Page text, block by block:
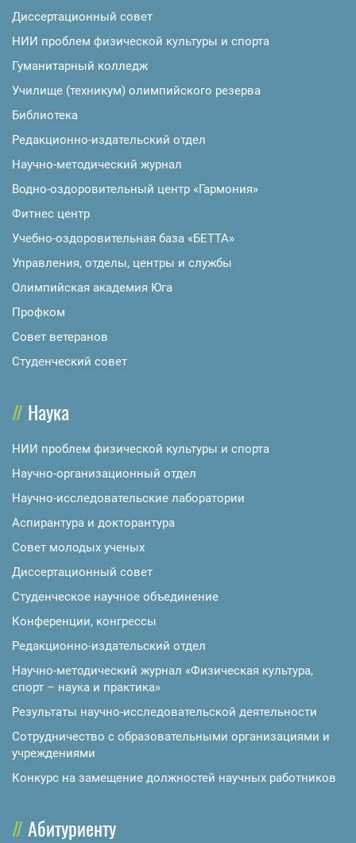
Диссертационный совет
НИИ проблем физической культуры и спорта
Гуманитарный колледж
Училище (техникум) олимпийского резерва
Библиотека
Редакционно-издательский отдел
Научно-методический журнал
Водно-оздоровительный центр «Гармония»
Фитнес центр
Учебно-оздоровительная база «БЕТТА»
Управления, отделы, центры и службы
Олимпийская академия Юга
Профком
Совет ветеранов
Студенческий совет
Наука
НИИ проблем физической культуры и спорта
Научно-организационный отдел
Научно-исследовательские лаборатории
Аспирантура и докторантура
Совет молодых ученых
Диссертационный совет
Студенческое научное объединение
Конференции, конгрессы
Редакционно-издательский отдел
Научно-методический журнал «Физическая культура,
спорт – наука и практика»
Результаты научно-исследовательской деятельности
Сотрудничество с образовательными организациями и
учреждениями
Конкурс на замещение должностей научных работников
Абитуриенту